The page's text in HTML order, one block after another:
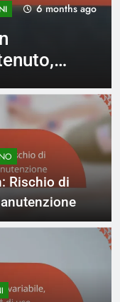
6 months ago
Rischio di